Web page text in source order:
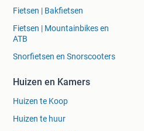
Fietsen | Bakfietsen
Fietsen | Mountainbikes en
ATB
Snorfietsen en Snorscooters
Huizen en Kamers
Huizen te Koop
Huizen te huur